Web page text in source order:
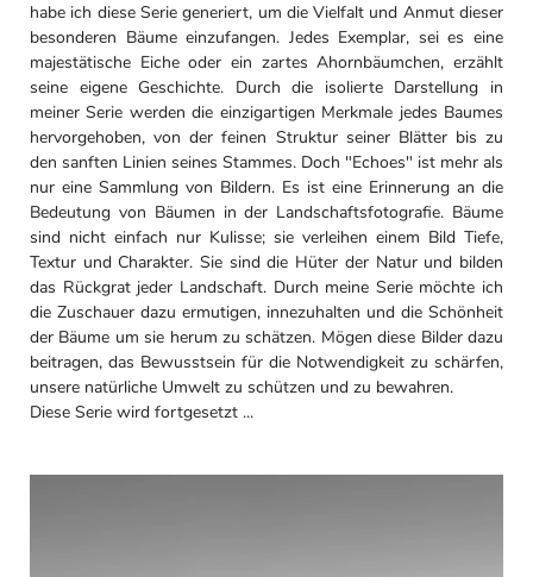
habe ich diese Serie generiert, um die Vielfalt und Anmut dieser
besonderen Bäume einzufangen. Jedes Exemplar, sei es eine
majestätische Eiche oder ein zartes Ahornbäumchen, erzählt
seine eigene Geschichte. Durch die isolierte Darstellung in
meiner Serie werden die einzigartigen Merkmale jedes Baumes
hervorgehoben, von der feinen Struktur seiner Blätter bis zu
den sanften Linien seines Stammes. Doch "Echoes" ist mehr als
nur eine Sammlung von Bildern. Es ist eine Erinnerung an die
Bedeutung von Bäumen in der Landschaftsfotografie. Bäume
sind nicht einfach nur Kulisse; sie verleihen einem Bild Tiefe,
Textur und Charakter. Sie sind die Hüter der Natur und bilden
das Rückgrat jeder Landschaft. Durch meine Serie möchte ich
die Zuschauer dazu ermutigen, innezuhalten und die Schönheit
der Bäume um sie herum zu schätzen. Mögen diese Bilder dazu
beitragen, das Bewusstsein für die Notwendigkeit zu schärfen,
unsere natürliche Umwelt zu schützen und zu bewahren.
Diese Serie wird fortgesetzt ...